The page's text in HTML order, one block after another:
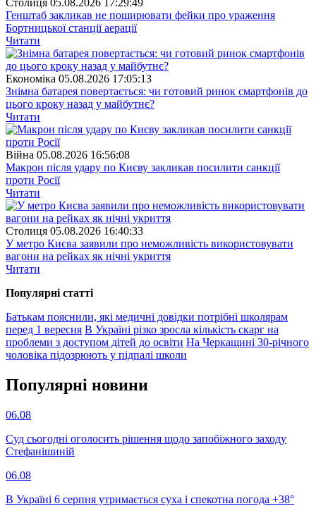
Столиця 05.08.2026 17:29:49
Генштаб закликав не поширювати фейки про ураження
Бортницької станції аерації
Читати
Економіка 05.08.2026 17:05:13
Знімна батарея повертається: чи готовий ринок смартфонів до
цього кроку назад у майбутнє?
Читати
Війна 05.08.2026 16:56:08
Макрон після удару по Києву закликав посилити санкції
проти Росії
Читати
Столиця 05.08.2026 16:40:33
У метро Києва заявили про неможливість використовувати
вагони на рейках як нічні укриття
Читати
Популярнi статтi
Батькам пояснили, які медичні довідки потрібні школярам
перед 1 вересня В Україні різко зросла кількість скарг на
проблеми з доступом дітей до освіти На Черкащині 30-річного
чоловіка підозрюють у підпалі школи
Популярнi новини
06.08
Суд сьогодні оголосить рішення щодо запобіжного заходу
Стефанішиній
06.08
В Україні 6 серпня утримається суха і спекотна погода +38°